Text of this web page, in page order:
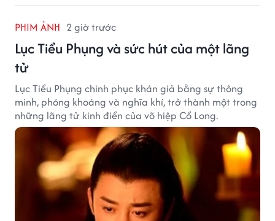
PHIM ẢNH 2 giờ trước
Lục Tiểu Phụng và sức hút của một lãng
tử
Lục Tiểu Phụng chinh phục khán giả bằng sự thông
minh, phóng khoáng và nghĩa khí, trở thành một trong
những lãng tử kinh điển của võ hiệp Cổ Long.